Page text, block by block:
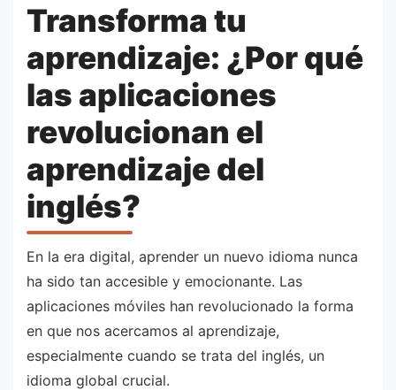
Transforma tu
aprendizaje: ¿Por qué
las aplicaciones
revolucionan el
aprendizaje del
inglés?
En la era digital, aprender un nuevo idioma nunca
ha sido tan accesible y emocionante. Las
aplicaciones móviles han revolucionado la forma
en que nos acercamos al aprendizaje,
especialmente cuando se trata del inglés, un
idioma global crucial.